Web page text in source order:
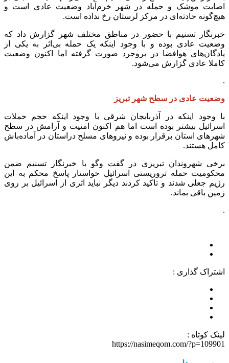
اصابت موشک و حمله در شهر خرم‌آباد وضعیت عادی است و
هیچ‌گونه حادثه‌ای در مرکز لرستان رخ نداده است.
خبرنگار تسنیم با حضور در مناطق مختلف شهر گزارش داد که
وضعیت عادی بوده و با وجود اینکه یک حمله بی‌اثر به یکی از
پادگان‌های هوافضا در بروجرد صورت گرفته اما اکنون وضعیت
کاملا عادی گزارش می‌شود.
.
وضعیت عادی در سطح شهر تبریز
با وجود اینکه در آذربایجان شرقی با وجود اینکه حجم حملات
اسرائیل بیشتر بوده است اما هم اکنون امنیت و آرامش در سطح
شهرهای استان برقرار بوده و نیروهای مسلح دراستان در آماده‌باش
کامل هستند.
برخی شهروندان تبریزی در گفت وگو با خبرنگار تسنیم ضمن
محکومیت حمله تروریستی اسرائیل خواستار پاسخ محکم به این
رژیم جعلی شدند و تاکید کردند دیگر نباید اثری از اسرائیل بر روی
زمین باقی بماند.
.
اشتراک گذاری :
لینک کوتاه :
https://nasimeqom.com/?p=109901